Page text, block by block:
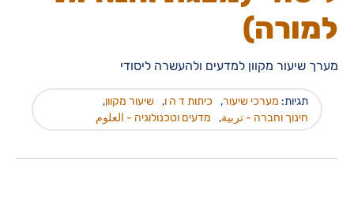
למורה)
מערך שיעור מקוון למדעים ולהעשרה ליסודי
תגיות: מערכי שיעור, כיתות ד ה ו, שיעור מקוון,
חינוך וחברה - تربية, מדעים וטכנולוגיה - العلوم